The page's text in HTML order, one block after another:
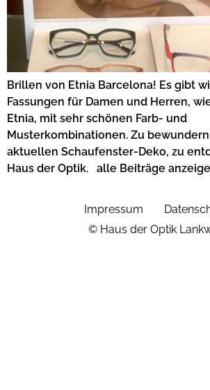
Brillen von Etnia Barcelona! Es gibt
Fassungen für Damen und Herren,
Etnia, mit sehr schönen Farb- und
Musterkombinationen. Zu
aktuellen Schaufenster-Deko, zu
Haus der Optik. alle Beiträge
Impressum
© Haus der Optik